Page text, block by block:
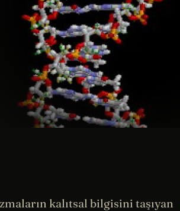
kalıtsal bilgisini taşıyan